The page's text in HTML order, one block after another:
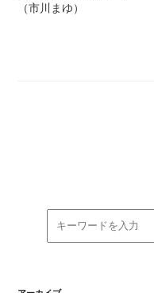
（市川まゆ）